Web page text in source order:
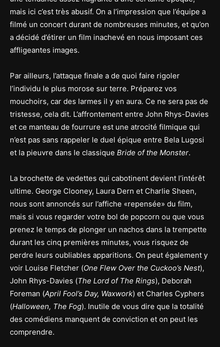
mais ici c’est très abusif. On a l’impression que l’équipe a
filmé un concert durant de nombreuses minutes, et qu’on
a décidé d’étirer un film inachevé en nous imposant ces
affligeantes images.
Par ailleurs, l’attaque finale a de quoi faire rigoler
l’individu le plus morose sur terre. Préparez vos
mouchoirs, car des larmes il y en aura. Ce ne sera pas de
tristesse, cela dit. L’affrontement entre John Rhys-Davies
et ce manteau de fourrure est une atrocité filmique qui
n’est pas sans rappeler le duel épique entre Bela Lugosi
et la pieuvre dans le classique Bride of the Monster.
La brochette de vedettes qui cabotinent devient l’intérêt
ultime. George Clooney, Laura Dern et Charlie Sheen,
nous sont annoncés sur l’affiche «repensée» du film,
mais si vous regarder votre bol de popcorn ou que vous
prenez le temps de plonger un nachos dans la trempette
durant les cinq premières minutes, vous risquez de
perdre leurs oubliables apparitions. On peut également y
voir Louise Fletcher (One Flew Over the Cuckoo’s Nest),
John Rhys-Davies (The Lord of The Rings), Deborah
Foreman (April Fool’s Day, Waxwork) et Charles Cyphers
(Halloween, The Fog). Inutile de vous dire que la totalité
des comédiens manquent de conviction et on peut les
comprendre.